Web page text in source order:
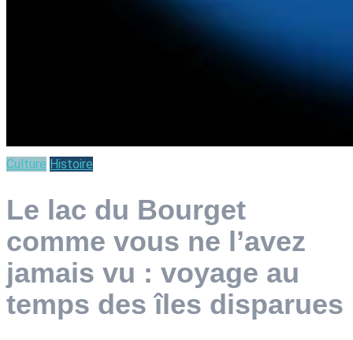
Culture Histoire
Le lac du Bourget
comme vous ne l’avez
jamais vu : voyage au
temps des îles disparues